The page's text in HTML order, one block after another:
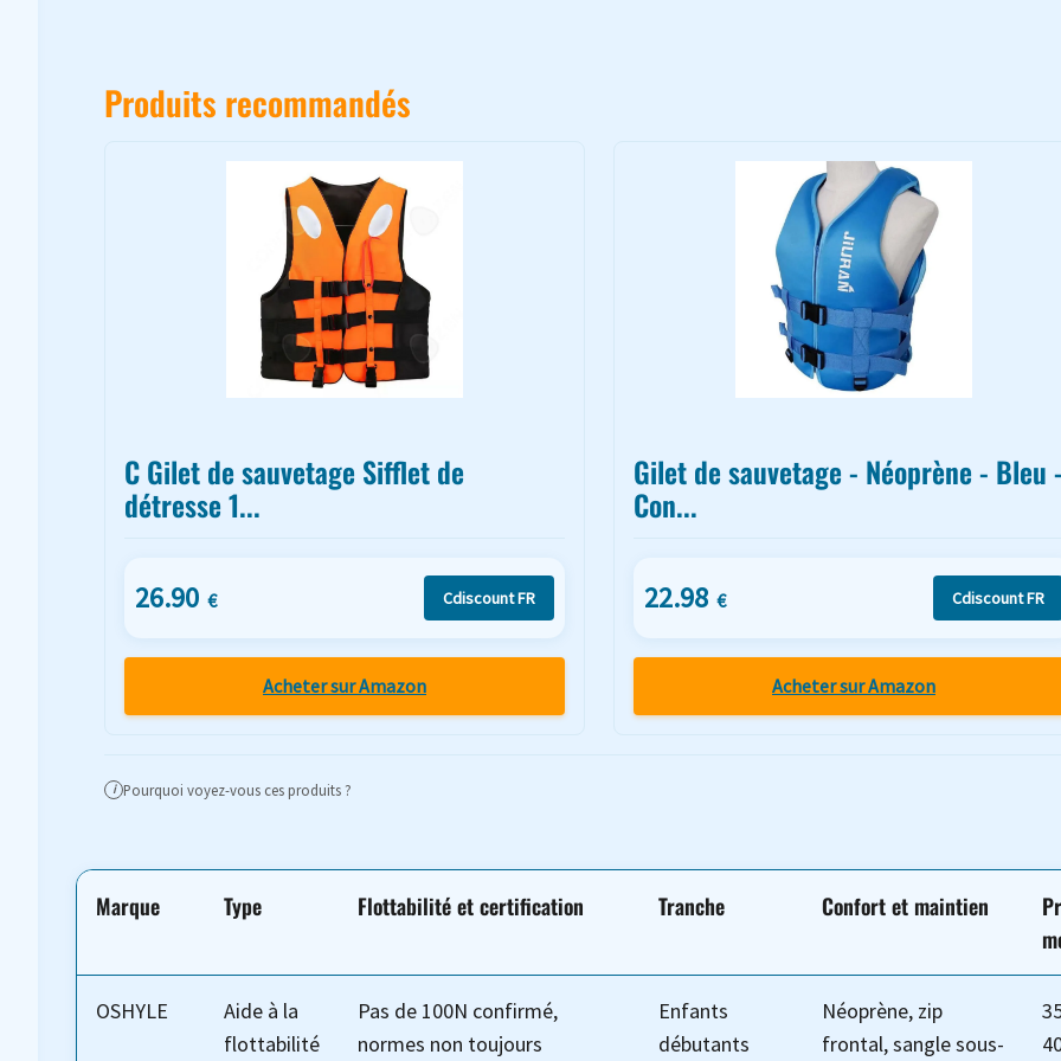
Produits recommandés
C Gilet de sauvetage Sifflet de
détresse 1...
26.90 € Cdiscount FR
Acheter sur Amazon
Gilet de sauvetage - Néoprène - Bleu
Con...
22.98 € Cdiscount FR
Acheter sur Amazon
i Pourquoi voyez-vous ces produits ?
Marque Type Flottabilité et certification Tranche Confort et maintien
OSHYLE
Aide à la
flottabilité
Pas de 100N confirmé,
normes non toujours
Enfants
débutants
Néoprène, zip
frontal, sangle sous-